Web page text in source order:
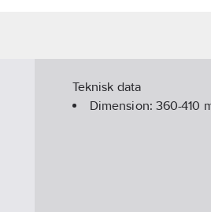
Teknisk data
Dimension: 360-410